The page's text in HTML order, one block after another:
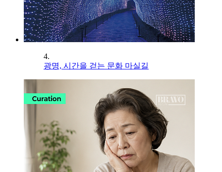
4.
광명, 시간을 걷는 문화 마실길